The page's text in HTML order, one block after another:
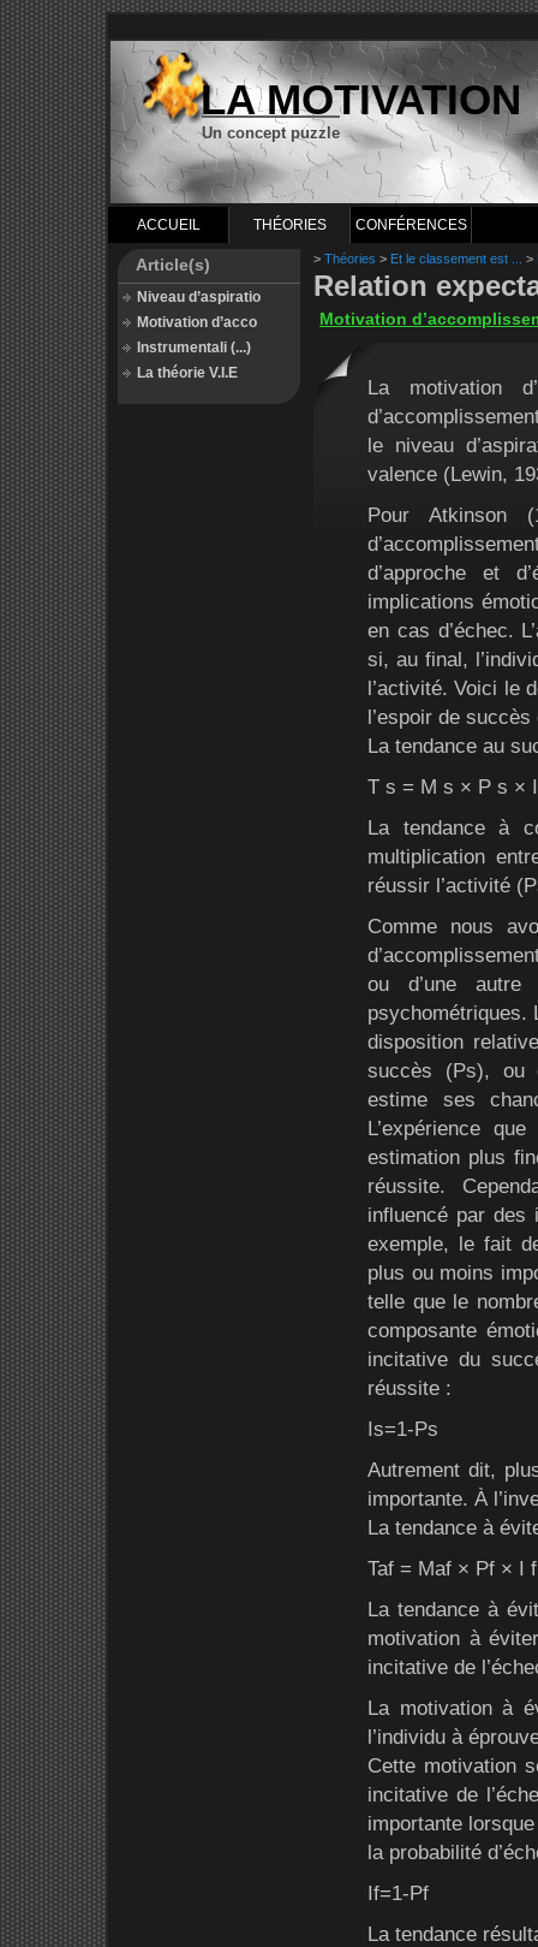
LA MOTIVATION
Un concept puzzle
ACCUEIL THÉORIES CONFÉRENCES
Article(s)
Niveau d’aspiratio
Motivation d’acco
Instrumentali (...)
La théorie V.I.E
> Théories > Et le classement est ... >
Relation
Motivation
La motivation
le niveau
valence (Lewin,
Pour Atkinson
d’approche et
implications
en cas d’échec.
si, au final,
l’activité. Voici le
l’espoir de
La tendance au
T s = M s × P s ×
La tendance à
multiplication
réussir l’activité
Comme nous
ou d’une
psychométriques.
disposition
succès (Ps), ou
estime ses
L’expérience
estimation plus
réussite.
influencé par des
exemple, le fait
plus ou moins
telle que le
composante
incitative du
réussite :
Is=1-Ps
Autrement dit,
importante. À
La tendance à
Taf = Maf × Pf × I f
La tendance à
motivation à
incitative de
La motivation à
l’individu à
Cette motivation
incitative de
importante
la probabilité
If=1-Pf
La tendance